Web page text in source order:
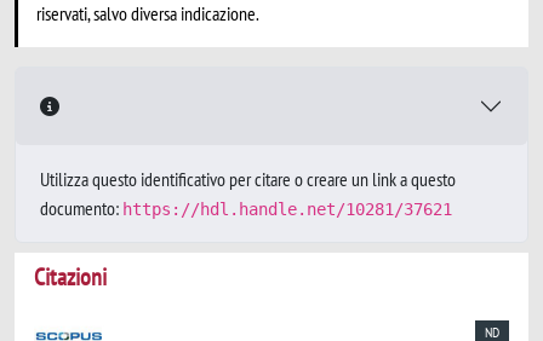
riservati, salvo diversa indicazione.
Utilizza questo identificativo per citare o creare un link a questo
documento: https://hdl.handle.net/10281/37621
Citazioni
ND